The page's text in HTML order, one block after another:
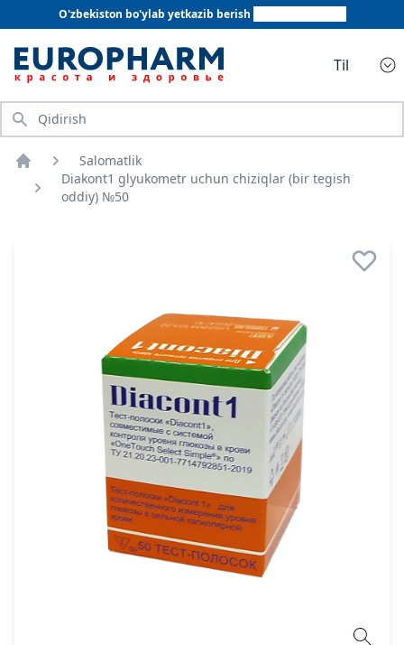
O'zbekiston bo'ylab yetkazib berish
Til
Qidirish
Bosh sahifa
Salomatlik
Diakont1 glyukometr uchun chiziqlar (bir tegish
oddiy) №50